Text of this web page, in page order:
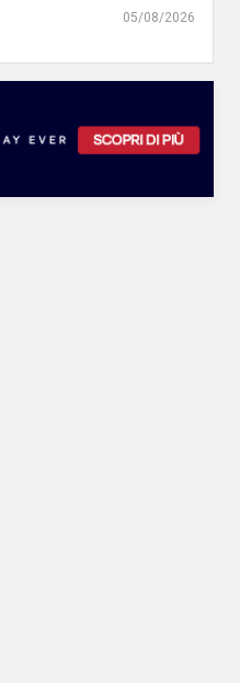
05/08/2026